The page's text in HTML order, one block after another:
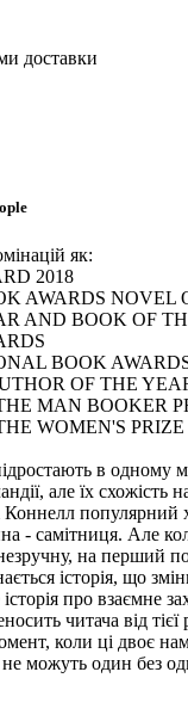
доставки
як:
2018
AWARDS NOVEL
AND BOOK OF
BOOK
OF THE
MAN BOOKER
WOMEN'S
в одному
але їх схожість
Коннелл популярний
- самітниця. Але
на перший
історія, що
про взаємне
читача від
коли ці двоє
не можуть один без